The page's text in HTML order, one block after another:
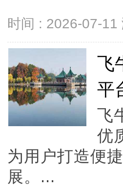
时间 : 2026-07-11
飞
平
飞
优
为用户打造便
展。...